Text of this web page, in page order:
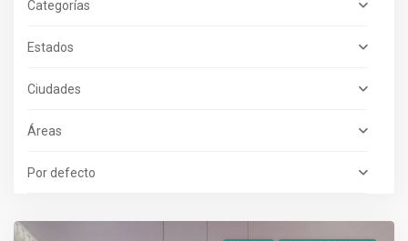
Categorías
Estados
Ciudades
Áreas
Por defecto